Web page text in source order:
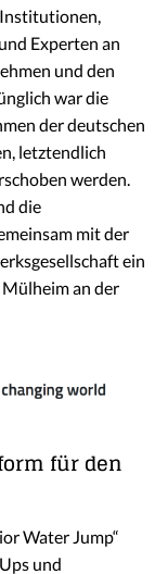
Experten an
und den
war die
der deutschen
letztendlich
werden.
die
mit der
ein
an der
für den
Water Jump“
und